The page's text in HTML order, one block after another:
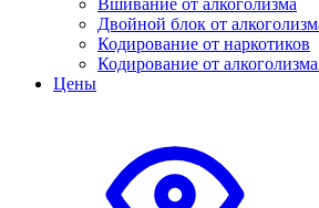
Вшивание от алкоголизма
Двойной блок от
Кодирование от наркотиков
Кодирование от
Цены